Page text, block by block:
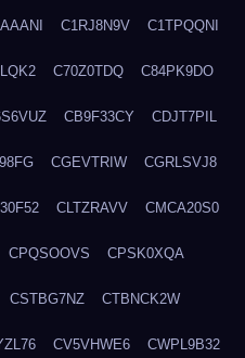
C1RJ8N9V C1TPQQNI
C70Z0TDQ C84PK9DO
CB9F33CY CDJT7PIL
CGEVTRIW CGRLSVJ8
CLTZRAVV CMCA20S0
CPQSOOVS CPSK0XQA
CSTBG7NZ CTBNCK2W
CV5VHWE6 CWPL9B32